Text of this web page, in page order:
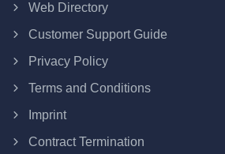
Web Directory
Customer Support Guide
Privacy Policy
Terms and Conditions
Imprint
Contract Termination